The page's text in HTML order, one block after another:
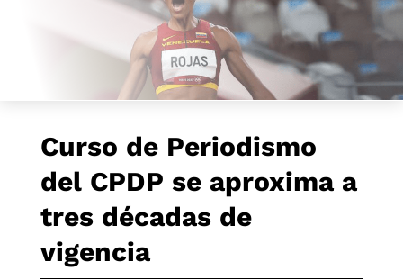
Curso de Periodismo
del CPDP se aproxima a
tres décadas de
vigencia